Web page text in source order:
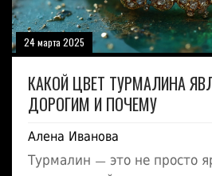
24 марта 2025
КАКОЙ ЦВЕТ ТУРМАЛИНА
ДОРОГИМ И ПОЧЕМУ
Алена Иванова
Турмалин — это не просто